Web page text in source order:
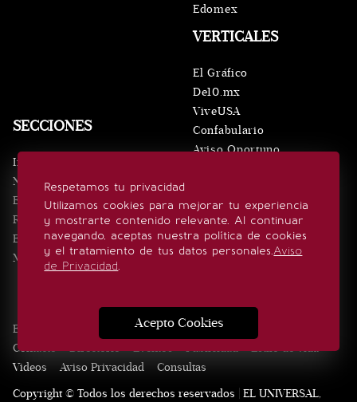
Respetamos tu privacidad
Utilizamos cookies para mejorar tu experiencia
y mostrarte contenido relevante. Al continuar
navegando, aceptas nuestra política de cookies
y el tratamiento de tus datos personales.Aviso
de Privacidad.
Acepto Cookies
SECCIONES
Inicio
Noticias
Eventos
Realeza
Estilo de vida
Minuto x Minuto
VERTICALES
El Gráfico
De10.mx
ViveUSA
Confabulario
Aviso Oportuno
Edomex
SÍGUENOS
Edición Impresa Noticias Quiénes somos
Contacto
Directorio Eventos Publicidad
Estilo de vida
Videos
Aviso Privacidad
Consultas
Copyright © Todos los derechos reservados | EL UNIVERSAL,